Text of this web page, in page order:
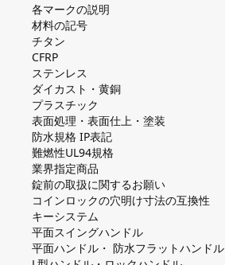
各マークの説明
材料の記号
チタン
CFRP
ステンレス
ダイカスト・⻩銅
プラスチック
表面処理・表面仕上・塗装
防⽔規格 IP表記
難燃性UL94規格
業界指定商品
錠前の取扱に関するお願い
コインロックの⽳明け⼨法の互換性
キーシステム
平⾯スイングハンドル
平⾯ハンドル・ 防⽔フラットハンドル